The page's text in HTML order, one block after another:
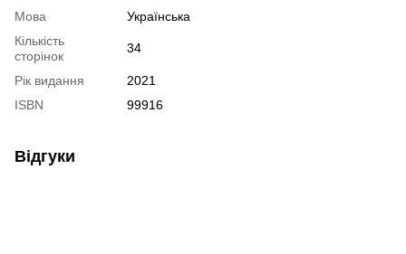
Мова
Українська
Кількість
сторінок
34
Рік видання
2021
ISBN
99916
Відгуки